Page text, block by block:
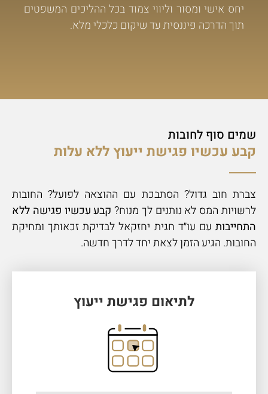
יחס אישי ומסור וליווי צמוד בכל ההליכים המשפטים
תוך הדרכה פיננסית עד שיקום כלכלי מלא.
שמים סוף לחובות
קבע עכשיו פגישת ייעוץ ללא עלות
צברת חוב גדול? הסתבכת עם ההוצאה לפועל? החובות
לרשויות המס לא נותנים לך מנוח? קבע עכשיו פגישה ללא
התחייבות עם עו״ד חגית יחזקאל לבדיקת זכאותך ומחיקת
החובות. הגיע הזמן לצאת יחד לדרך חדשה.
לתיאום פגישת ייעוץ